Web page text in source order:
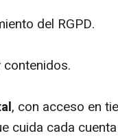
del RGPD.
, con acceso en
cuida cada